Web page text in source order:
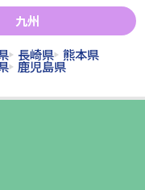
九州
長崎県 熊本県
鹿児島県